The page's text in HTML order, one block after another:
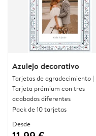
Azulejo decorativo
Tarjetas de agradecimiento |
Tarjeta prémium con tres
acabados diferentes
Pack de 10 tarjetas
Desde